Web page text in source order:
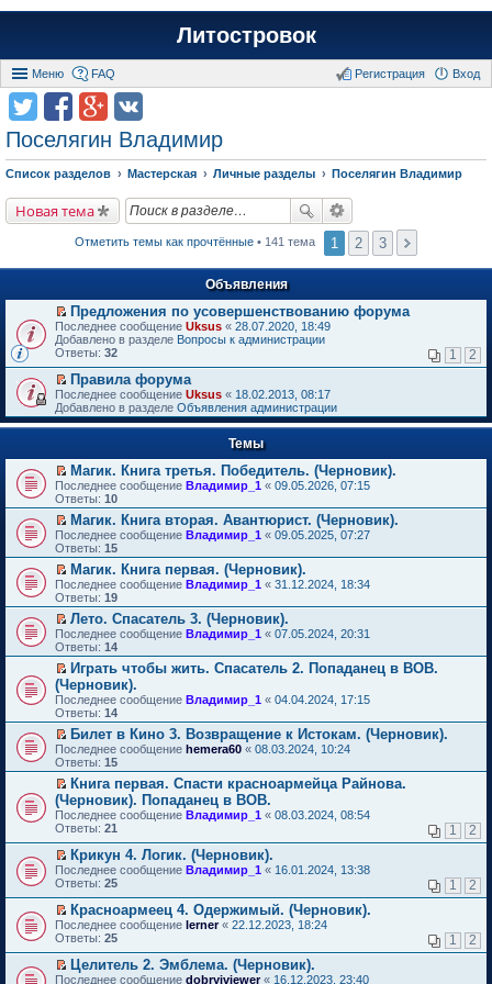
Литостровок
Меню FAQ Вход
Регистрация
Поселягин Владимир
Список разделов Мастерская Личные разделы Поселягин Владимир
Новая тема
Отметить темы как прочтённые • 141 тема 1 2 3
Объявления
П
е
р
й
т
и
к
п
в
о
м
у
н
е
п
р
о
ч
и
т
а
н
н
о
м
у
с
о
о
б
щ
е
н
и
ю
Предложения по усовершенствованию форума
Последнее сообщение Uksus « 28.07.2020, 18:49
Добавлено в разделе Вопросы к администрации
Ответы: 32 1 2
П
е
р
е
т
и
к
п
е
р
в
о
м
у
н
е
п
р
о
ч
и
т
а
н
н
о
м
у
с
о
о
б
щ
н
и
ю
Правила форума
Последнее сообщение Uksus « 18.02.2013, 08:17
Добавлено в разделе Объявления администрации
Темы
П
е
р
е
й
т
и
к
п
е
р
в
о
м
у
н
е
п
р
о
ч
и
т
а
н
н
о
у
с
о
о
б
щ
е
н
и
ю
Магик. Книга третья. Победитель. (Черновик).
Последнее сообщение Владимир_1 « 09.05.2026, 07:15
Ответы: 10
П
е
р
е
й
т
и
к
п
е
р
в
о
м
у
н
е
п
р
о
ч
и
т
а
н
н
о
м
у
с
о
о
б
щ
е
Магик. Книга вторая. Авантюрист. (Черновик).
Последнее сообщение Владимир_1 « 09.05.2025, 07:27
Ответы: 15
П
е
р
е
й
т
и
к
п
е
р
в
о
м
у
н
е
п
р
о
ч
и
т
а
н
н
о
м
у
с
о
Магик. Книга первая. (Черновик).
Последнее сообщение Владимир_1 « 31.12.2024, 18:34
Ответы: 19
П
е
р
е
й
т
и
к
п
е
р
в
о
м
у
н
е
п
р
о
и
т
а
н
н
о
Лето. Спасатель 3. (Черновик).
Последнее сообщение Владимир_1 « 07.05.2024, 20:31
Ответы: 14
П
е
р
е
й
т
и
к
п
е
р
в
м
у
н
е
п
р
о
ч
и
т
Играть чтобы жить. Спасатель 2. Попаданец в ВОВ.
(Черновик).
Последнее сообщение Владимир_1 « 04.04.2024, 17:15
Ответы: 14
П
е
р
е
й
т
и
п
е
р
в
о
м
у
н
е
п
Билет в Кино 3. Возвращение к Истокам. (Черновик).
Последнее сообщение hemera60 « 08.03.2024, 10:24
Ответы: 15
П
е
р
е
й
т
и
к
п
е
р
в
о
м
у
Книга первая. Спасти красноармейца Райнова.
(Черновик). Попаданец в ВОВ.
Последнее сообщение Владимир_1 « 08.03.2024, 08:54
Ответы: 21 1 2
П
е
е
й
т
и
к
п
Крикун 4. Логик. (Черновик).
Последнее сообщение Владимир_1 « 16.01.2024, 13:38
Ответы: 25 1 2
П
е
е
й
Красноармеец 4. Одержимый. (Черновик).
Последнее сообщение lerner« 22.12.2023, 18:24
Ответы: 25 1 2
П
Целитель 2. Эмблема. (Черновик).
Последнее сообщение dobryiviewer« 16.12.2023, 23:40